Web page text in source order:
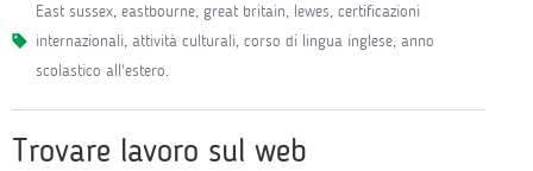
east sussex, eastbourne, great britain, lewes, certificazioni
internazionali, attività culturali, corso di lingua inglese, anno
scolastico all'estero.
Trovare lavoro sul web